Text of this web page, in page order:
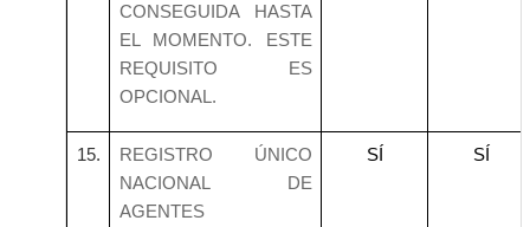
CONSEGUIDA HASTA
EL MOMENTO. ESTE
REQUISITO ES
OPCIONAL.
15.
REGISTRO ÚNICO
NACIONAL DE
AGENTES
SÍ SÍ